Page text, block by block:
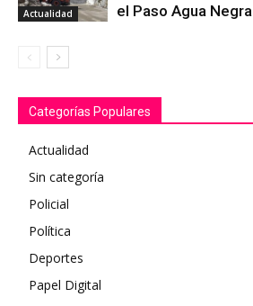
Actualidad
el Paso Agua Negra
Categorías Populares
Actualidad
Sin categoría
Policial
Política
Deportes
Papel Digital